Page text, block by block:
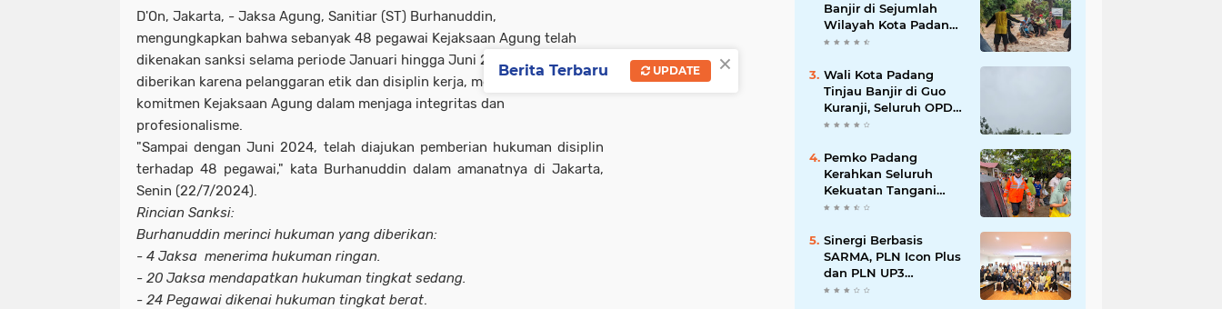
D'On, Jakarta, - Jaksa Agung, Sanitiar (ST) Burhanuddin,
mengungkapkan bahwa sebanyak 48 pegawai Kejaksaan Agung telah
dikenakan sanksi selama periode Januari hingga Juni 2024. Sanksi ini
diberikan karena pelanggaran etik dan disiplin kerja, menegaskan
komitmen Kejaksaan Agung dalam menjaga integritas dan
profesionalisme.
"Sampai dengan Juni 2024, telah diajukan pemberian hukuman disiplin
terhadap 48 pegawai," kata Burhanuddin dalam amanatnya di Jakarta,
Senin (22/7/2024).
Rincian Sanksi:
Burhanuddin merinci hukuman yang diberikan:
- 4 Jaksa menerima hukuman ringan.
- 20 Jaksa mendapatkan hukuman tingkat sedang.
- 24 Pegawai dikenai hukuman tingkat berat.
Banjir di Sejumlah
Wilayah Kota Padang,
Warga Dievakuasi dan
Banjir Susulan
Wali Kota Padang
Tinjau Banjir di Guo
Kuranji, Seluruh OPD
Disiagakan dan
Dipercepat
Pemko Padang
Kerahkan Seluruh
Kekuatan Tangani
Dampak Banjir, Fadly
Percepatan Proyek
Pengendalian
Bencana
Sinergi Berbasis
SARMA, PLN Icon Plus
dan PLN UP3
Tanjungpinang
×
Berita Terbaru UPDATE